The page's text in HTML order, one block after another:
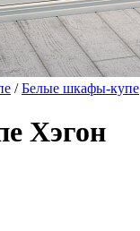
/Белые шкафы-купе
Хэгон